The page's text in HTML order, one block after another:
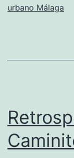
urbano Málaga